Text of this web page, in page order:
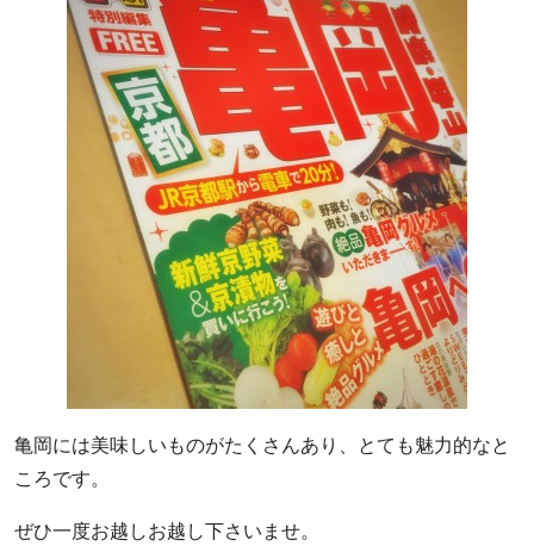
オンラインショップ
ヒ
ー
生
亀岡には美味しいものがたくさんあり、とても魅力的なと
ころです。
ぜひ一度お越しお越し下さいませ。